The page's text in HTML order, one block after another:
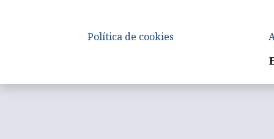
Política de cookies